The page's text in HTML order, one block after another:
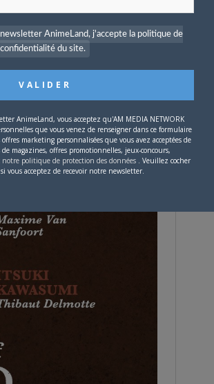
newsletter AnimeLand, j'accepte la politique de
confidentialité du site.
AnimeLand, vous acceptez qu'AM MEDIA NETWORK
que vous venez de renseigner dans ce formulaire
marketing personnalisées que vous avez acceptées de
de magazines, offres promotionnelles, jeux-concours,
notre politique de protection des données . Veuillez cocher
si vous acceptez de recevoir notre newsletter.